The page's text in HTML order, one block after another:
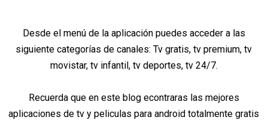
Desde el menú de la aplicación puedes acceder a las
siguiente categorías de canales: Tv gratis, tv premium, tv
movistar, tv infantil, tv deportes, tv 24/7.
Recuerda que en este blog econtraras las mejores
aplicaciones de tv y peliculas para android totalmente gratis